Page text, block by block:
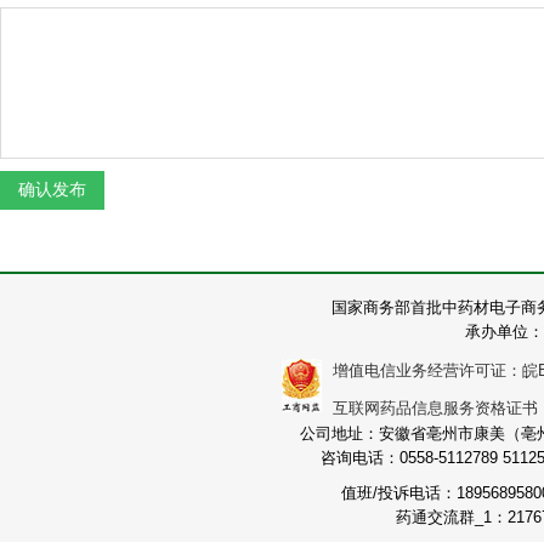
国家商务部首批中药材电子
承办单位
增值电信业务经营许可证：皖
互联网药品信息服务资格证
公司地址：安徽省亳州市康美（
咨询电话：0558-5112789
值班/投诉电话：
药通交流群_1：